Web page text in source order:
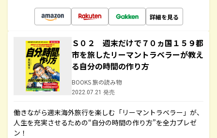
詳細を見る
Ｓ０２ 週末だけで７０ヵ国１５９都
市を旅したリーマントラベラーが教え
る自分の時間の作り方
BOOKS 旅の読み物
2022.07.21 発売
働きながら週末海外旅行を楽しむ「リーマントラベラー」が、
人生を充実させるための“自分の時間の作り方”を全力プレゼ
ン！